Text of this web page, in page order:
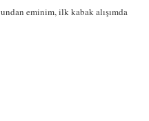
eminim, ilk kabak alışımda